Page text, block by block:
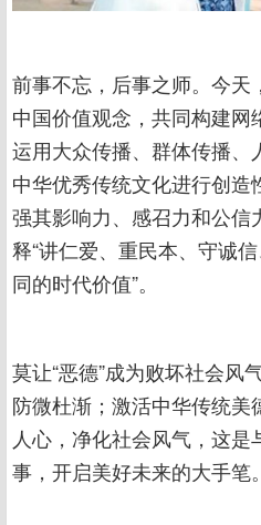
前事不忘，后事之师。今
中国价值观念，共同构建
运用大众传播、群体传播
中华优秀传统文化进行创
强其影响力、感召力和公信
释“讲仁爱、重民本、守诚
同的时代价值”。
莫让“恶德”成为败坏社会风
防微杜渐；激活中华传统
人心，净化社会风气，这
事，开启美好未来的大手笔。